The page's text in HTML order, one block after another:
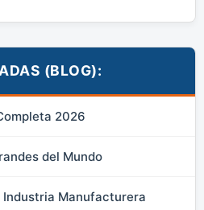
(BLOG):
2026
del Mundo
Manufacturera